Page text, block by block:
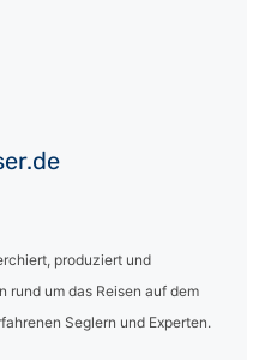
produziert und
um das Reisen auf dem
Seglern und Experten.